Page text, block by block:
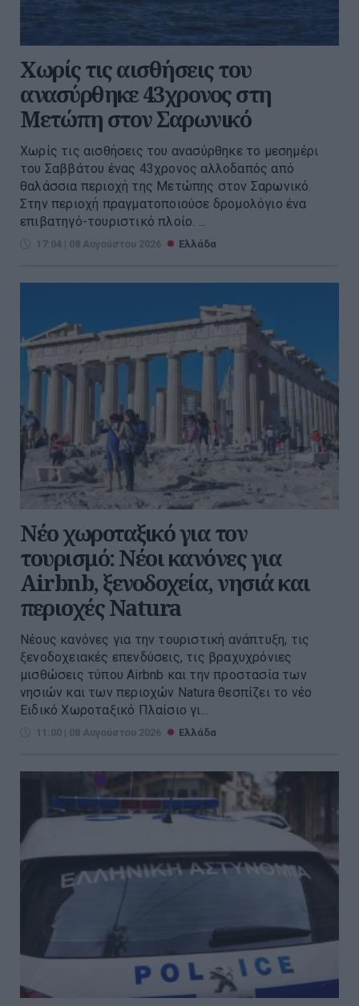
Χωρίς τις αισθήσεις του
ανασύρθηκε 43χρονος στη
Μετώπη στον Σαρωνικό
Χωρίς τις αισθήσεις του ανασύρθηκε το μεσημέρι
του Σαββάτου ένας 43χρονος αλλοδαπός από
θαλάσσια περιοχή της Μετώπης στον Σαρωνικό.
Στην περιοχή πραγματοποιούσε δρομολόγιο ένα
επιβατηγό-τουριστικό πλοίο. ...
17:04 | 08 Αυγούστου 2026 Ελλάδα
Νέο χωροταξικό για τον
τουρισμό: Νέοι κανόνες για
Airbnb, ξενοδοχεία, νησιά και
περιοχές Natura
Νέους κανόνες για την τουριστική ανάπτυξη, τις
ξενοδοχειακές επενδύσεις, τις βραχυχρόνιες
μισθώσεις τύπου Airbnb και την προστασία των
νησιών και των περιοχών Natura θεσπίζει το νέο
Ειδικό Χωροταξικό Πλαίσιο γι...
11:00 | 08 Αυγούστου 2026 Ελλάδα